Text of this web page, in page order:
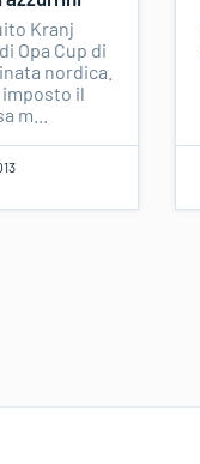
Kranj
Opa Cup di
nordica.
imposto il
m...